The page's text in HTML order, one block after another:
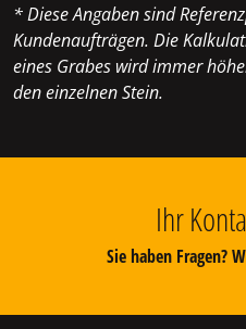
* Diese Angaben sind
Kundenaufträgen. Die
eines Grabes wird immer
den einzelnen Stein.
Ihr
Sie haben Fragen?